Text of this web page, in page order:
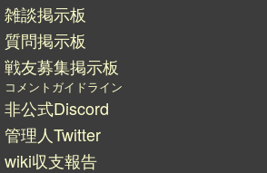
雑談掲示板
質問掲示板
戦友募集掲示板
コメントガイドライン
非公式Discord
管理人Twitter
wiki収支報告